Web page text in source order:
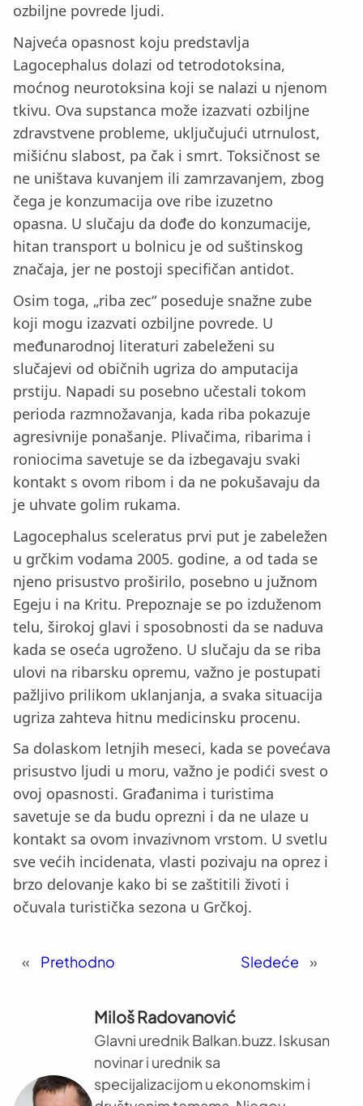
ozbiljne povrede ljudi.
Najveća opasnost koju predstavlja
Lagocephalus dolazi od tetrodotoksina,
moćnog neurotoksina koji se nalazi u njenom
tkivu. Ova supstanca može izazvati ozbiljne
zdravstvene probleme, uključujući utrnulost,
mišićnu slabost, pa čak i smrt. Toksičnost se
ne uništava kuvanjem ili zamrzavanjem, zbog
čega je konzumacija ove ribe izuzetno
opasna. U slučaju da dođe do konzumacije,
hitan transport u bolnicu je od suštinskog
značaja, jer ne postoji specifičan antidot.
Osim toga, „riba zec“ poseduje snažne zube
koji mogu izazvati ozbiljne povrede. U
međunarodnoj literaturi zabeleženi su
slučajevi od običnih ugriza do amputacija
prstiju. Napadi su posebno učestali tokom
perioda razmnožavanja, kada riba pokazuje
agresivnije ponašanje. Plivačima, ribarima i
roniocima savetuje se da izbegavaju svaki
kontakt s ovom ribom i da ne pokušavaju da
je uhvate golim rukama.
Lagocephalus sceleratus prvi put je zabeležen
u grčkim vodama 2005. godine, a od tada se
njeno prisustvo proširilo, posebno u južnom
Egeju i na Kritu. Prepoznaje se po izduženom
telu, širokoj glavi i sposobnosti da se naduva
kada se oseća ugroženo. U slučaju da se riba
ulovi na ribarsku opremu, važno je postupati
pažljivo prilikom uklanjanja, a svaka situacija
ugriza zahteva hitnu medicinsku procenu.
Sa dolaskom letnjih meseci, kada se povećava
prisustvo ljudi u moru, važno je podići svest o
ovoj opasnosti. Građanima i turistima
savetuje se da budu oprezni i da ne ulaze u
kontakt sa ovom invazivnom vrstom. U svetlu
sve većih incidenata, vlasti pozivaju na oprez i
brzo delovanje kako bi se zaštitili životi i
očuvala turistička sezona u Grčkoj.
« Prethodno Sledeće »
Miloš Radovanović
Glavni urednik Balkan.buzz. Iskusan
novinar i urednik sa
specijalizacijom u ekonomskim i